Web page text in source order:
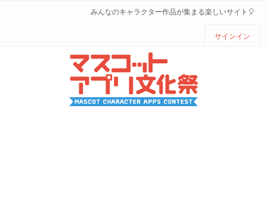
みんなのキャラクター作品が集まる楽しいサイト🎈
サインイン